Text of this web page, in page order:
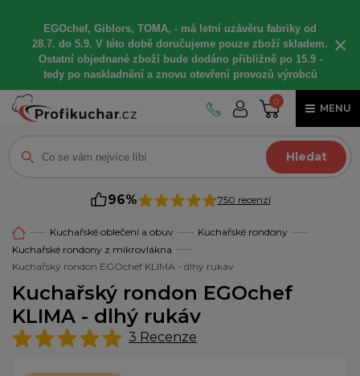
EGOchef, Giblors, TOMA, - má letní uzávěru fabriky od
28.7. do 5.9. V této době doručujeme pouze zboží skladem.
Ostatní objednané zboží bude dodáno přibližně po 15.9 -
tedy po naskladnění a znovu otevření provozů výrobců
×
0
MENU
Hledat
96% 750 recenzí
Kuchařské oblečení a obuv
Kuchařské rondony
Kuchařské rondony z mikrovlákna
Kuchařský rondon EGOchef KLIMA - dlhý rukáv
Kuchařský rondon EGOchef
KLIMA - dlhý rukáv
3 Recenze